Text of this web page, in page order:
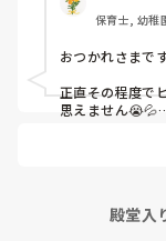
これだけで30〜
皆さんの園はどう
保育士, 幼稚
おつかれさまです
正直その程度で
思えません😭💦
殿堂入